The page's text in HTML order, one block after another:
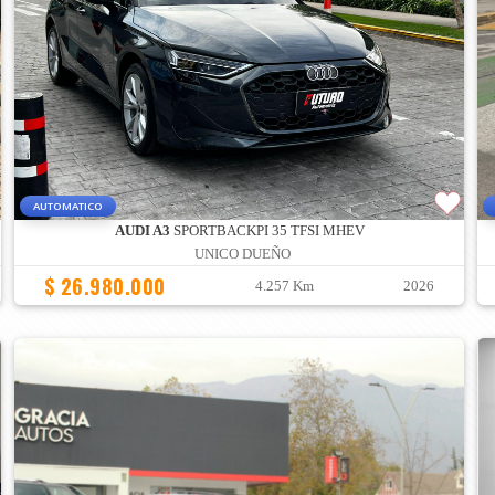
AUTOMATICO
AUDI A3 SPORTBACKPI 35 TFSI MHEV
UNICO DUEÑO
$ 26.980.000 4.257 Km 2026